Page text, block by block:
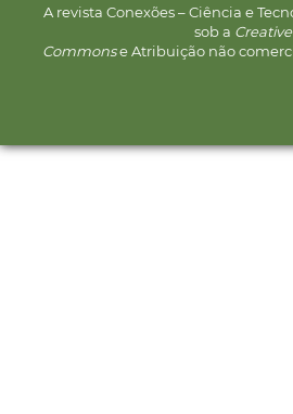
A revista Conexões – Ciência e
sob a Creative
Commonse Atribuição não